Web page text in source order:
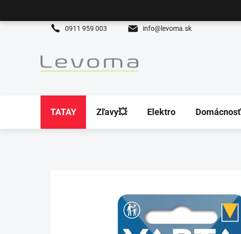
0911 959 003 info@levoma.sk
TATAY Zľavy💥 Elektro Domácnosť